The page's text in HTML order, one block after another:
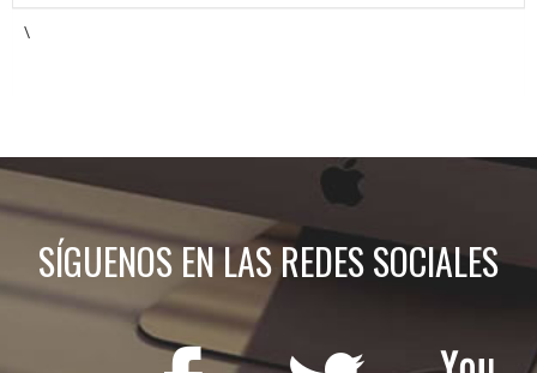
\
SÍGUENOS EN LAS REDES SOCIALES